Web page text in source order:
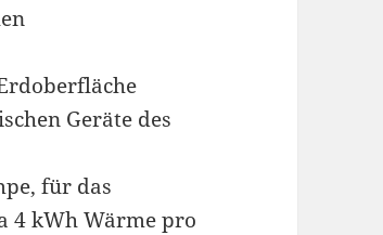
Geräte des
für das
4 kWh Wärme pro